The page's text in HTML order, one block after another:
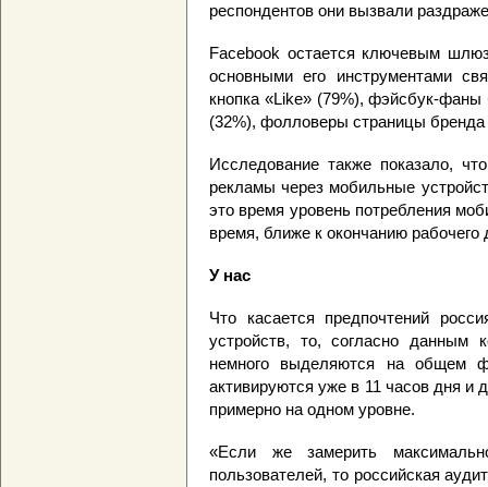
респондентов они вызвали
Facebook остается ключевым
основными его инструментами
кнопка «Like» (79%), фэйсбук-
(32%), фолловеры страницы
Исследование также показало,
рекламы через мобильные
это время уровень потребления
время, ближе к окончанию
У нас
Что касается предпочтений
устройств, то, согласно данным
немного выделяются на общем
активируются уже в 11 часов дня и
примерно на одном уровне.
«Если же замерить
пользователей, то российская